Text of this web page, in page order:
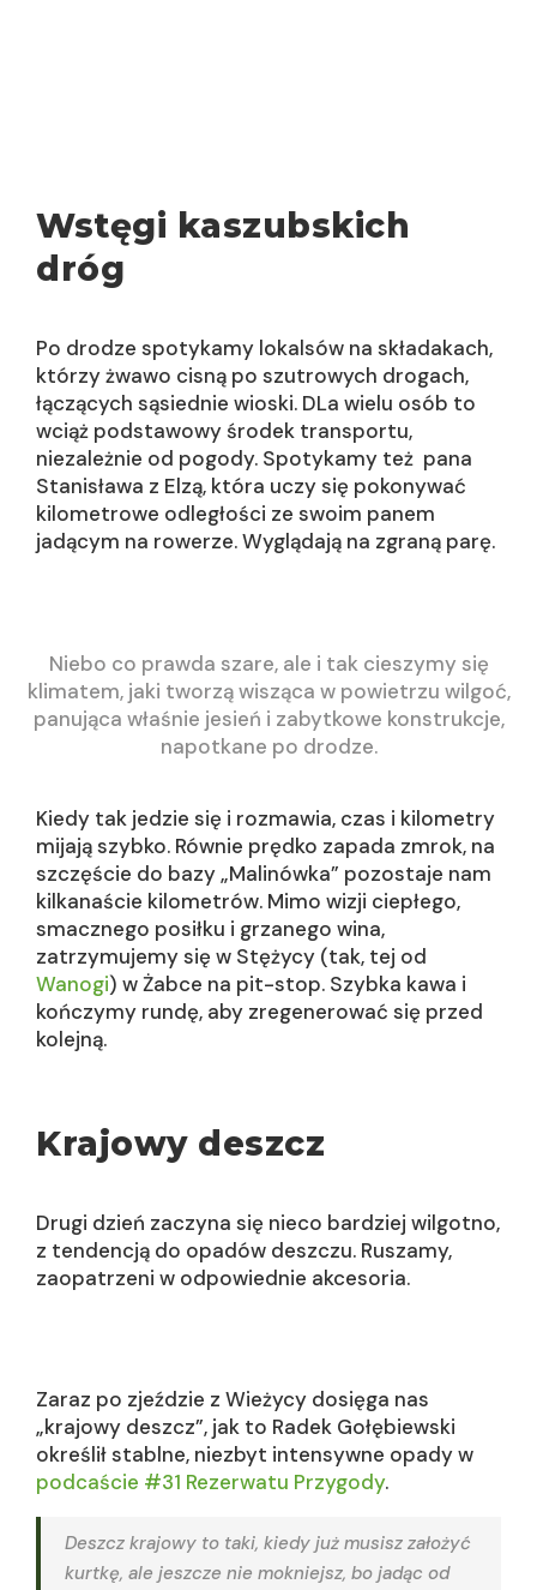
Wstęgi kaszubskich
dróg
Po drodze spotykamy lokalsów na składakach,
którzy żwawo cisną po szutrowych drogach,
łączących sąsiednie wioski. DLa wielu osób to
wciąż podstawowy środek transportu,
niezależnie od pogody. Spotykamy też pana
Stanisława z Elzą, która uczy się pokonywać
kilometrowe odległości ze swoim panem
jadącym na rowerze. Wyglądają na zgraną parę.
Niebo co prawda szare, ale i tak cieszymy się
klimatem, jaki tworzą wisząca w powietrzu wilgoć,
panująca właśnie jesień i zabytkowe konstrukcje,
napotkane po drodze.
Kiedy tak jedzie się i rozmawia, czas i kilometry
mijają szybko. Równie prędko zapada zmrok, na
szczęście do bazy „Malinówka” pozostaje nam
kilkanaście kilometrów. Mimo wizji ciepłego,
smacznego posiłku i grzanego wina,
zatrzymujemy się w Stężycy (tak, tej od
Wanogi) w Żabce na pit-stop. Szybka kawa i
kończymy rundę, aby zregenerować się przed
kolejną.
Krajowy deszcz
Drugi dzień zaczyna się nieco bardziej wilgotno,
z tendencją do opadów deszczu. Ruszamy,
zaopatrzeni w odpowiednie akcesoria.
Zaraz po zjeździe z Wieżycy dosięga nas
„krajowy deszcz”, jak to Radek Gołębiewski
określił stablne, niezbyt intensywne opady w
podcaście #31 Rezerwatu Przygody.
Deszcz krajowy to taki, kiedy już musisz założyć
kurtkę, ale jeszcze nie mokniejsz, bo jadąc od